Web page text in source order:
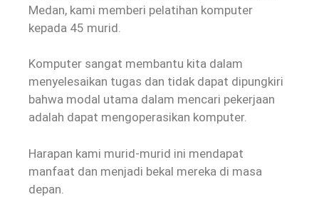
Medan, kami memberi pelatihan komputer
kepada 45 murid.
Komputer sangat membantu kita dalam
menyelesaikan tugas dan tidak dapat dipungkiri
bahwa modal utama dalam mencari pekerjaan
adalah dapat mengoperasikan komputer.
Harapan kami murid-murid ini mendapat
manfaat dan menjadi bekal mereka di masa
depan.